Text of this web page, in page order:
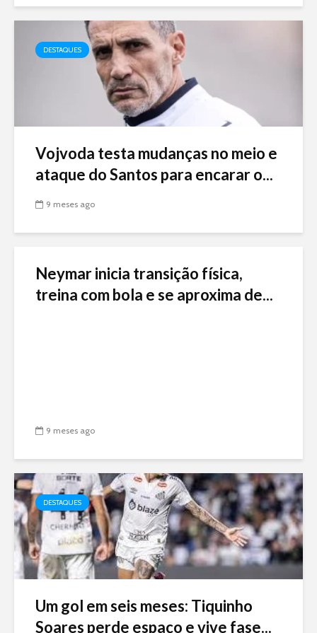
DESTAQUES
Vojvoda testa mudanças no meio e
ataque do Santos para encarar o...
9 meses ago
Neymar inicia transição física,
treina com bola e se aproxima de...
9 meses ago
DESTAQUES
Um gol em seis meses: Tiquinho
Soares perde espaço e vive fase...